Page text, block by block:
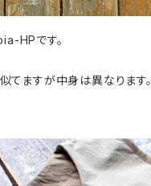
HPです。
てますが中身は異なります。